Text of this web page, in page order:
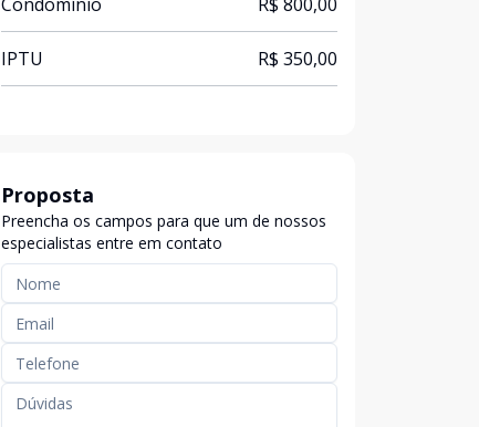
IPTU R$ 350,00
Proposta
Preencha os campos para que um de nossos
especialistas entre em contato